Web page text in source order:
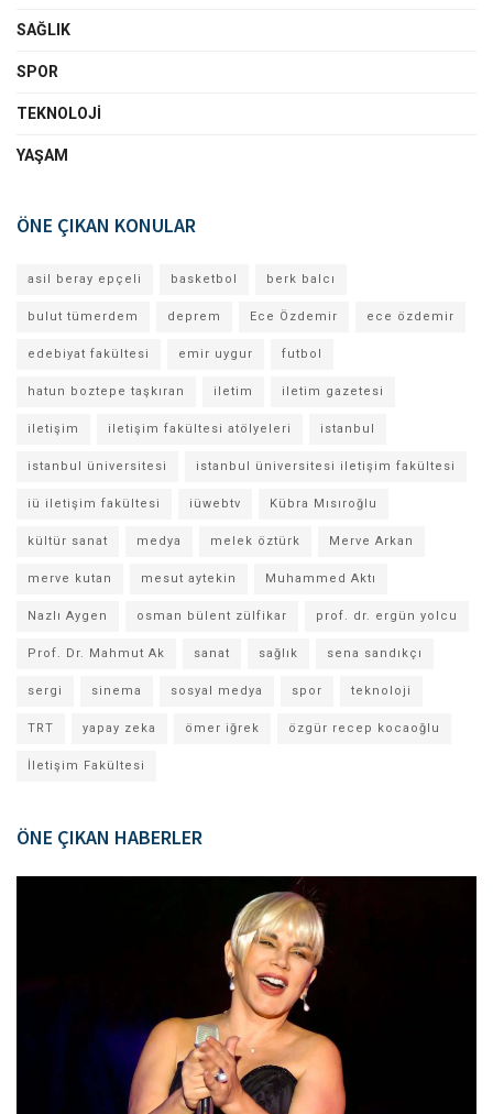
SAĞLIK
SPOR
TEKNOLOJI
YAŞAM
ÖNE ÇIKAN KONULAR
asil beray epçeli basketbol berk balcı
bulut tümerdem deprem Ece Özdemir ece özdemir
edebiyat fakültesi emir uygur futbol
hatun boztepe taşkıran iletim iletim gazetesi
iletişim iletişim fakültesi atölyeleri istanbul
istanbul üniversitesi istanbul üniversitesi iletişim fakültesi
iü iletişim fakültesi iüwebtv Kübra Mısıroğlu
kültür sanat medya melek öztürk Merve Arkan
merve kutan mesut aytekin Muhammed Aktı
Nazlı Aygen osman bülent zülfikar prof. dr. ergün yolcu
Prof. Dr. Mahmut Ak sanat sağlık sena sandıkçı
sergi sinema sosyal medya spor teknoloji
TRT yapay zeka ömer iğrek özgür recep kocaoğlu
İletişim Fakültesi
ÖNE ÇIKAN HABERLER